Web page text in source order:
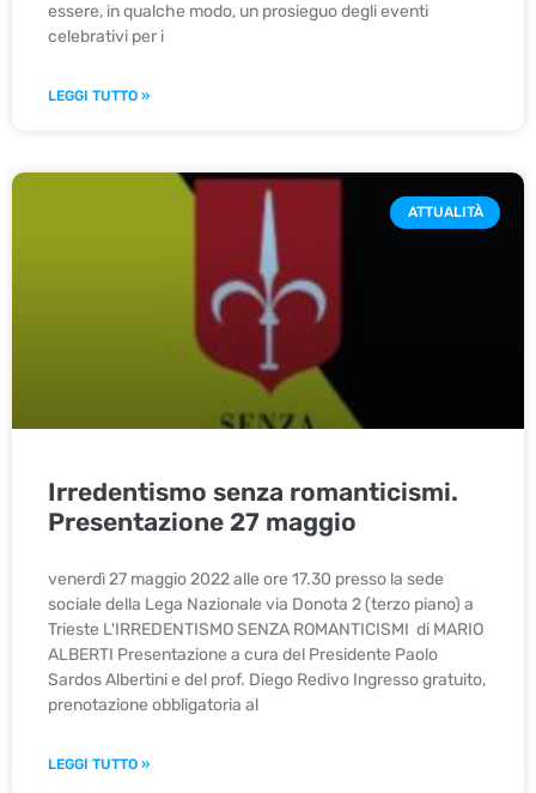
essere, in qualche modo, un prosieguo degli eventi
celebrativi per i
LEGGI TUTTO »
ATTUALITÀ
Irredentismo senza romanticismi.
Presentazione 27 maggio
venerdì 27 maggio 2022 alle ore 17.30 presso la sede
sociale della Lega Nazionale via Donota 2 (terzo piano) a
Trieste L'IRREDENTISMO SENZA ROMANTICISMI di MARIO
ALBERTI Presentazione a cura del Presidente Paolo
Sardos Albertini e del prof. Diego Redivo Ingresso gratuito,
prenotazione obbligatoria al
LEGGI TUTTO »